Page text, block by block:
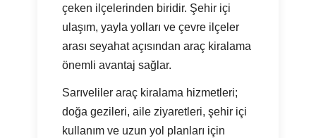
çeken ilçelerinden biridir. Şehir içi
ulaşım, yayla yolları ve çevre ilçeler
arası seyahat açısından araç kiralama
önemli avantaj sağlar.
Sarıveliler araç kiralama hizmetleri;
doğa gezileri, aile ziyaretleri, şehir içi
kullanım ve uzun yol planları için